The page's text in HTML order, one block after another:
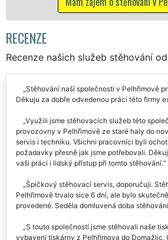
RECENZE
Recenze našich služeb stěhování
Stěhování naší společnosti v Pelhřimově
Děkuju za dobře odvedenou práci této firmy
Využili jsme stěhovacích služeb této
provozovny v Pelhřimově ze staré haly do
servis i techniku. Všichni pracovníci byli
požadavky přesně jak jsme potřebovali.
vaši práci i lidský přístup při tomto stěhování.
Špičkový stěhovací servis, doporučuji.
Pelhřimově trvalo sice 6 dní, ale bylo
provedené. Seděla domluvená doba
S touto společností jsme stěhovali naše
vybavení tiskárny z Pelhřimova do Domažlic.